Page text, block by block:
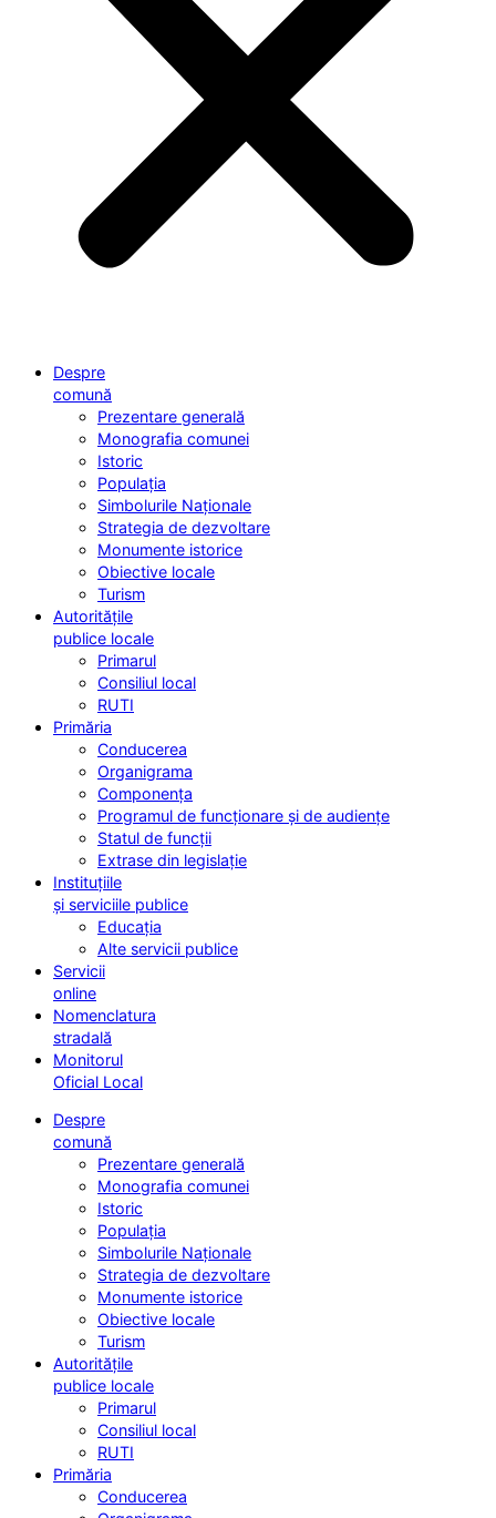
Despre
comună
Prezentare generală
Monografia comunei
Istoric
Populația
Simbolurile Naționale
Strategia de dezvoltare
Monumente istorice
Obiective locale
Turism
Autoritățile
publice locale
Primarul
Consiliul local
RUTI
Primăria
Conducerea
Organigrama
Componența
Programul de funcționare și de audiențe
Statul de funcții
Extrase din legislație
Instituțiile
și serviciile publice
Educația
Alte servicii publice
Servicii
online
Nomenclatura
stradală
Monitorul
Oficial Local
Despre
comună
Prezentare generală
Monografia comunei
Istoric
Populația
Simbolurile Naționale
Strategia de dezvoltare
Monumente istorice
Obiective locale
Turism
Autoritățile
publice locale
Primarul
Consiliul local
RUTI
Primăria
Conducerea